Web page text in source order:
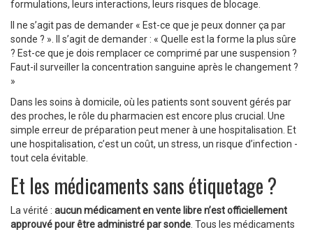
formulations, leurs interactions, leurs risques de blocage.
Il ne s’agit pas de demander « Est-ce que je peux donner ça par
sonde ? ». Il s’agit de demander : « Quelle est la forme la plus sûre
? Est-ce que je dois remplacer ce comprimé par une suspension ?
Faut-il surveiller la concentration sanguine après le changement ?
»
Dans les soins à domicile, où les patients sont souvent gérés par
des proches, le rôle du pharmacien est encore plus crucial. Une
simple erreur de préparation peut mener à une hospitalisation. Et
une hospitalisation, c’est un coût, un stress, un risque d’infection -
tout cela évitable.
Et les médicaments sans étiquetage ?
La vérité : aucun médicament en vente libre n’est officiellement
approuvé pour être administré par sonde. Tous les médicaments